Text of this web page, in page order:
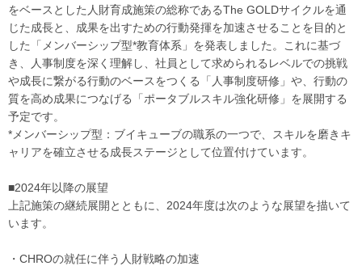
をベースとした人財育成施策の総称であるThe GOLDサイクルを通
じた成長と、成果を出すための行動発揮を加速させることを目的と
した「メンバーシップ型*教育体系」を発表しました。これに基づ
き、人事制度を深く理解し、社員として求められるレベルでの挑戦
や成長に繋がる行動のベースをつくる「人事制度研修」や、行動の
質を高め成果につなげる「ポータブルスキル強化研修」を展開する
予定です。
*メンバーシップ型：ブイキューブの職系の一つで、スキルを磨きキ
ャリアを確立させる成長ステージとして位置付けています。
■2024年以降の展望
上記施策の継続展開とともに、2024年度は次のような展望を描いて
います。
・CHROの就任に伴う人財戦略の加速